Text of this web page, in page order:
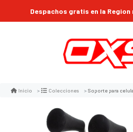
Despachos gratis en la
Inicio Colecciones Soporte para celular moto jg con